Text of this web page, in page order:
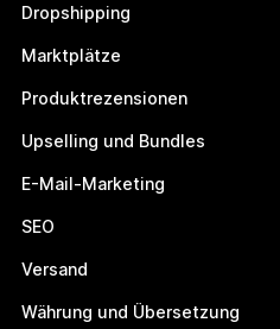
Dropshipping
Marktplätze
Produktrezensionen
Upselling und Bundles
E-Mail-Marketing
SEO
Versand
Währung und Übersetzung